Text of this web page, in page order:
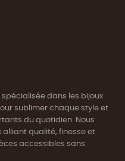
dans les bijoux
sublimer chaque style et
du quotidien. Nous
alliant qualité, finesse et
accessibles sans